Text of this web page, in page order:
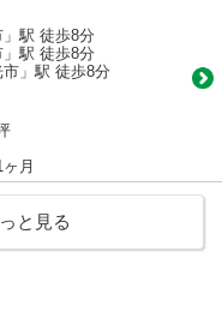
駅 徒歩8分
駅 徒歩8分
」駅 徒歩8分
月
と見る